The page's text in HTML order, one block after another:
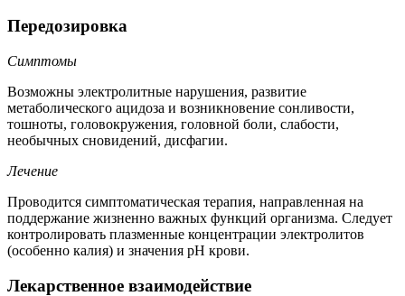
Передозировка
Симптомы
Возможны электролитные нарушения, развитие
метаболического ацидоза и возникновение сонливости,
тошноты, головокружения, головной боли, слабости,
необычных сновидений, дисфагии.
Лечение
Проводится симптоматическая терапия, направленная на
поддержание жизненно важных функций организма. Следует
контролировать плазменные концентрации электролитов
(особенно калия) и значения pH крови.
Лекарственное взаимодействие